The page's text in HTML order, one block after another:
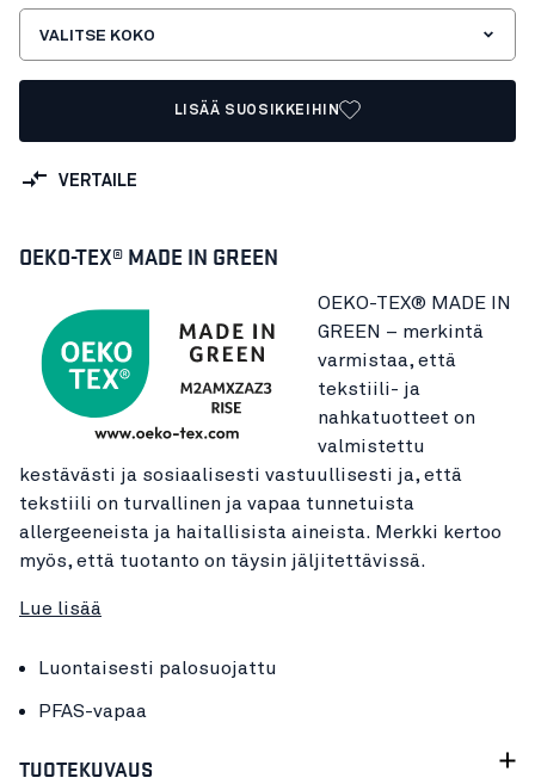
VALITSE KOKO
LISÄÄ SUOSIKKEIHIN
VERTAILE
OEKO-TEX® MADE IN GREEN
OEKO-TEX® MADE IN
GREEN – merkintä
varmistaa, että
tekstiili- ja
nahkatuotteet on
valmistettu
kestävästi ja sosiaalisesti vastuullisesti ja, että
tekstiili on turvallinen ja vapaa tunnetuista
allergeeneista ja haitallisista aineista. Merkki kertoo
myös, että tuotanto on täysin jäljitettävissä.
Lue lisää
Luontaisesti palosuojattu
PFAS-vapaa
TUOTEKUVAUS